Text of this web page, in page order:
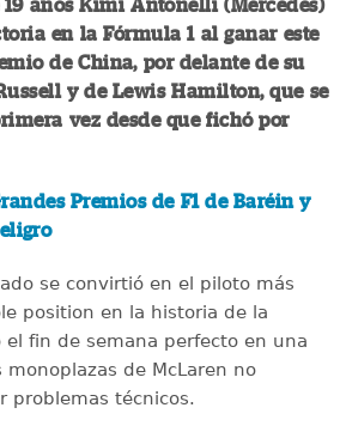
años Kimi Antonelli (Mercedes)
en la Fórmula 1 al ganar este
de China, por delante de su
y de Lewis Hamilton, que se
vez desde que fichó por
Premios de F1 de Baréin y
se convirtió en el piloto más
position en la historia de la
el fin de semana perfecto en una
de McLaren no
problemas técnicos.